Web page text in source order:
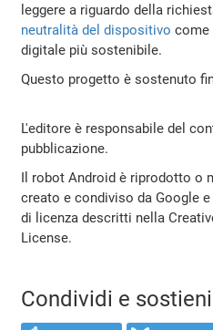
leggere a riguardo della
neutralità del dispositivo come
digitale più sostenibile.
Questo progetto è sostenuto
L'editore è responsabile del
pubblicazione.
Il robot Android è riprodotto o
creato e condiviso da Google
di licenza descritti nella
License.
Condividi e sostieni